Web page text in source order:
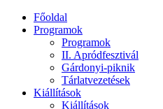
Főoldal
Programok
Programok
II. Apródfesztivál
Gárdonyi-piknik
Tárlatvezetések
Kiállítások
Kiállítások